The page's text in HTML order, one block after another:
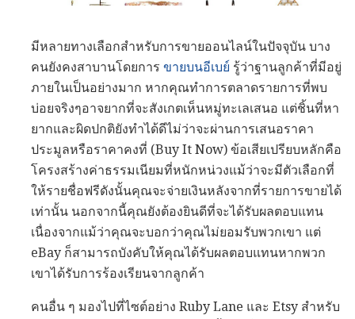
มีหลายทางเลือกสำหรับการขายออนไลน์ในปัจจุบัน บาง
คนยังคงสาบานโดยการ ขายบนอีเบย์ รู้ว่าฐานลูกค้าที่มีอยู่
ภายในเป็นอย่างมาก หากคุณทำการตลาดรายการที่พบ
บ่อยจริงๆอาจยากที่จะสังเกตเห็นหมู่ทะเลเสนอ แต่ชิ้นที่หา
ยากและผิดปกติยังทำได้ดีไม่ว่าจะผ่านการเสนอราคา
ประมูลหรือราคาคงที่ (Buy It Now) ข้อเสียเปรียบหลักคือ
โครงสร้างค่าธรรมเนียมที่หนักหน่วงแม้ว่าจะมีตัวเลือกที่
ให้รายชื่อฟรีดังนั้นคุณจะจ่ายเงินหลังจากที่รายการขายได้
เท่านั้น นอกจากนี้คุณยังต้องยินดีที่จะได้รับผลตอบแทน
เนื่องจากแม้ว่าคุณจะบอกว่าคุณไม่ยอมรับพวกเขา แต่
eBay ก็สามารถบังคับให้คุณได้รับผลตอบแทนหากพวก
เขาได้รับการร้องเรียนจากลูกค้า
คนอื่น ๆ มองไปที่ไซต์อย่าง Ruby Lane และ Etsy สำหรับ